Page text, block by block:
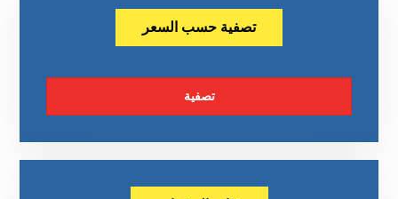
تصفية حسب السعر
تصفية